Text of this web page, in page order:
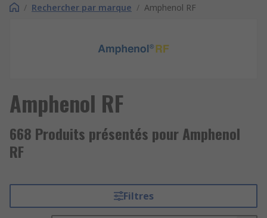
/ Rechercher par marque / Amphenol RF
Amphenol RF
668 Produits présentés pour Amphenol
RF
Filtres